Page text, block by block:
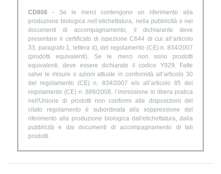
CD808 - Se le merci contengono un riferimento alla
produzione biologica nell’etichettatura, nella pubblicità o nei
documenti di accompagnamento, il dichiarante deve
presentare il certificato di ispezione C644 di cui all’articolo
33, paragrafo 1, lettera d), del regolamento (CE) n. 834/2007
(prodotti equivalenti). Se le merci non sono prodotti
equivalenti, deve essere dichiarato il codice Y929. Fatte
salve le misure o azioni attuate in conformità all’articolo 30
del regolamento (CE) n. 834/2007 e/o all’articolo 85 del
regolamento (CE) n. 889/2008, l’immissione in libera pratica
nell'Unione di prodotti non conformi alle disposizioni del
citato regolamento è subordinata alla soppressione del
riferimento alla produzione biologica dall'etichettatura, dalla
pubblicità e dai documenti di accompagnamento di tali
prodotti.